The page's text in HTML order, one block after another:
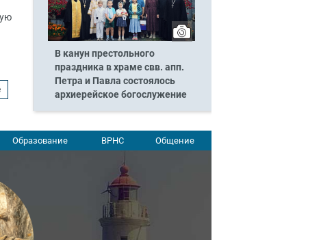
В канун престольного
праздника в храме свв. апп.
Петра и Павла состоялось
архиерейское богослужение
Образование ВРНС Общение